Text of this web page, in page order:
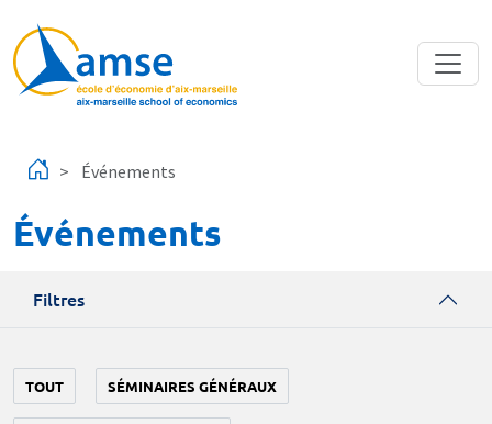
Événements
Événements
Filtres
TOUT SÉMINAIRES GÉNÉRAUX